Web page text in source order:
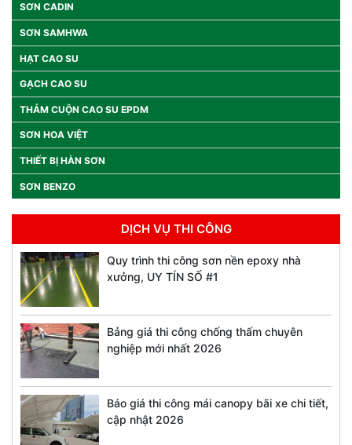
SƠN CADIN
SƠN SAMHWA
HẠT CAO SU
GẠCH CAO SU
THẢM CUỘN CAO SU EPDM
SƠN HOA VIỆT
THIẾT BỊ HÀN SƠN
SƠN BENZO
DỊCH VỤ THI CÔNG
Quy trình thi công sơn nền epoxy nhà
xưởng, UY TÍN SỐ #1
Bảng giá thi công chống thấm chuyên
nghiệp mới nhất 2026
Báo giá thi công mái canopy bãi xe chi tiết,
cập nhật 2026